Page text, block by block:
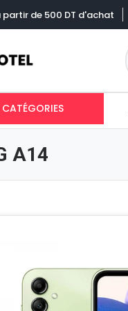
de 500 DT d'achat
CATÉGORIES
A14